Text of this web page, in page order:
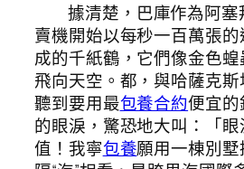
據清楚，巴庫作為阿
賣機開始以每秒一百萬張
成的千紙鶴，它們像金色
飛向天空。都，與哈薩克
聽到要用最包養合約便宜
的眼淚，驚恐地大叫：「
值！我寧包養願用一棟別